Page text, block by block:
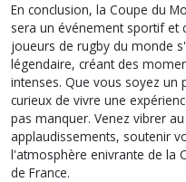
En conclusion, la Coupe du
sera un événement sportif et
joueurs de rugby du monde
légendaire, créant des
intenses. Que vous soyez
curieux de vivre une
pas manquer. Venez vibrer
applaudissements, soutenir
l'atmosphère enivrante de la
de France.